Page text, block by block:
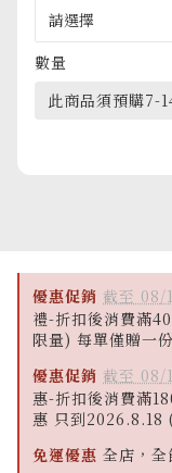
數量
此商品須預購7-
優惠促銷 截至 08/
禮-折扣後消費滿
限量) 每單僅贈一
優惠促銷 截至 08/
惠-折扣後消費滿
惠 只到2026.8.18
免運優惠 全店，全